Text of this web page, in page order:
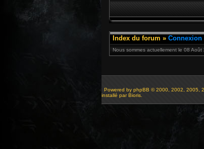
Index du forum » Connexion
Nous sommes actuellement le 08
Powered by phpBB © 2000, 2002, 2005,
installé par Bioris.